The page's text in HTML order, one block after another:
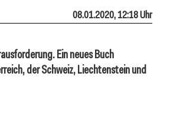
08.01.2020, 12:18 Uhr
Ein neues Buch
der Schweiz, Liechtenstein und